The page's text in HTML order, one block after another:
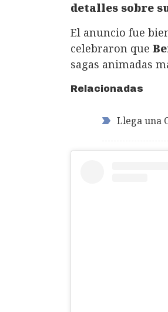
detalles sobre
El anuncio fue
celebraron que
sagas animadas
Relacionadas
Llega una